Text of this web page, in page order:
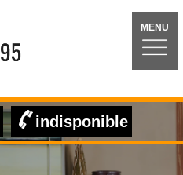
MENU
indisponible